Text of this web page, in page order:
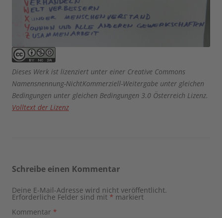
Dieses Werk ist lizenziert unter einer Creative Commons
Namensnennung-NichtKommerziell-Weitergabe unter gleichen
Bedingungen unter gleichen Bedingungen 3.0 Österreich Lizenz.
Volltext der Lizenz
Schreibe einen Kommentar
Deine E-Mail-Adresse wird nicht veröffentlicht.
Erforderliche Felder sind mit * markiert
Kommentar *